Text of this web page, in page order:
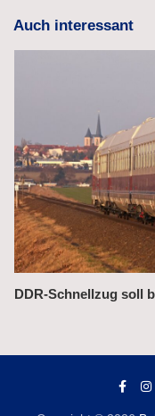
Auch interessant